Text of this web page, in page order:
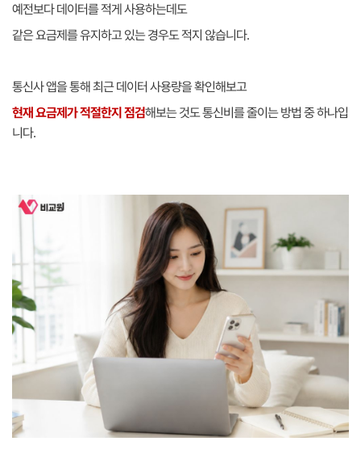
예전보다 데이터를 적게 사용하는데도
같은 요금제를 유지하고 있는 경우도 적지 않습니다.
통신사 앱을 통해 최근 데이터 사용량을 확인해보고
현재 요금제가 적절한지 점검해보는 것도 통신비를 줄이는 방법 중 하나입
니다.